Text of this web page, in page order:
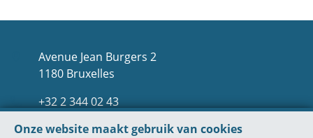
Onze website maakt gebruik van cookies
Avenue Jean Burgers 2
1180 Bruxelles
+32 2 344 02 43
info@mexxinternational.com